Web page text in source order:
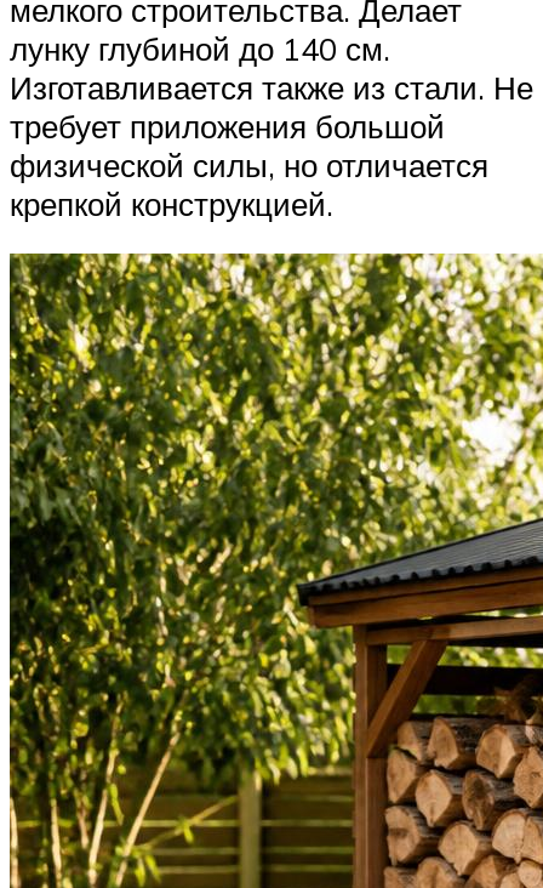
мелкого строительства. Делает
лунку глубиной до 140 см.
Изготавливается также из стали. Не
требует приложения большой
физической силы, но отличается
крепкой конструкцией.